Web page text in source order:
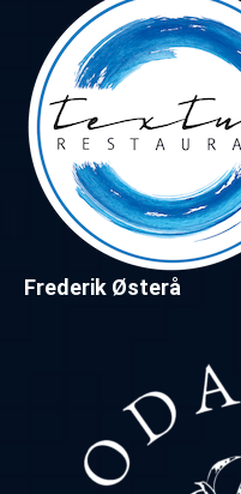
Frederik Østerå